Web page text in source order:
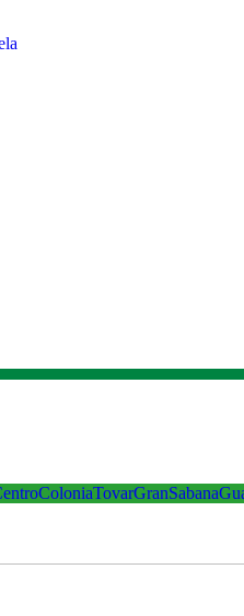
ColoniaTovarGranSabana